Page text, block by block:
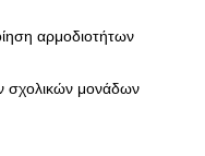
αρμοδιοτήτων
σχολικών μονάδων